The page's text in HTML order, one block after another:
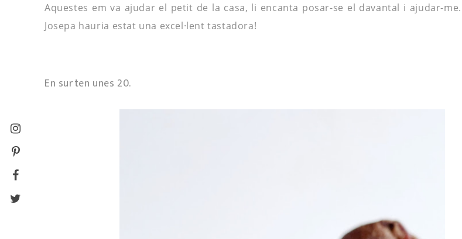
Aquestes em va ajudar el petit de la casa, li encanta posar-se el davantal i ajudar-
Josepa hauria estat una excel·lent tastadora!
En surten unes 20.